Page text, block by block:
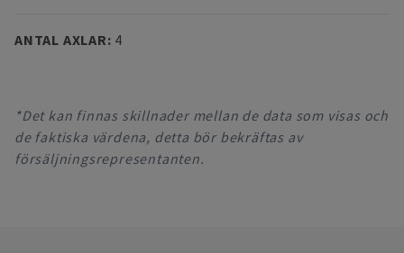
ANTAL AXLAR: 4
*Det kan finnas skillnader mellan de data som visas och
de faktiska värdena, detta bör bekräftas av
försäljningsrepresentanten.